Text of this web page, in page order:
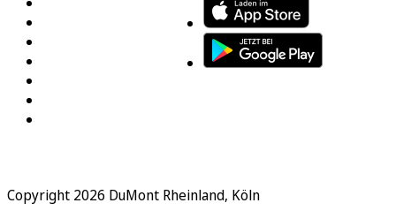
Copyright 2026 DuMont Rheinland, Köln